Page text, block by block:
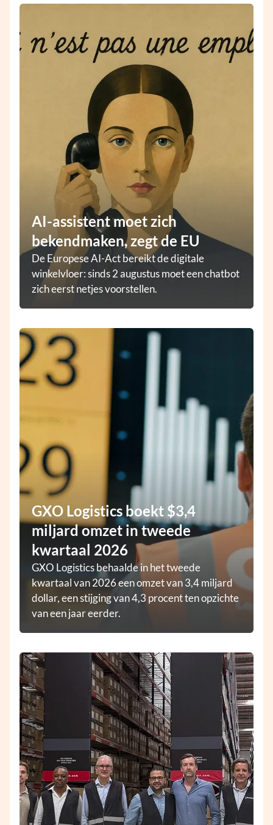
AI-assistent moet zich
bekendmaken, zegt de EU
De Europese AI-Act bereikt de digitale
winkelvloer: sinds 2 augustus moet een chatbot
zich eerst netjes voorstellen.
GXO Logistics boekt $3,4
miljard omzet in tweede
kwartaal 2026
GXO Logistics behaalde in het tweede
kwartaal van 2026 een omzet van 3,4 miljard
dollar, een stijging van 4,3 procent ten opzichte
van een jaar eerder.